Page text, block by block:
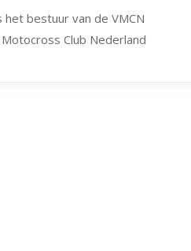
het bestuur van de VMCN
Club Nederland